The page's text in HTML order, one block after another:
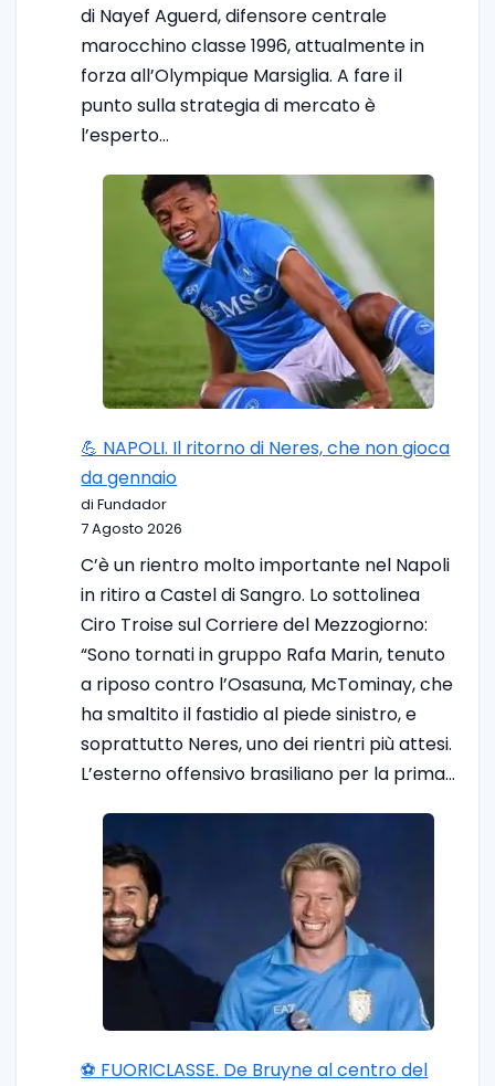
di Nayef Aguerd, difensore centrale
marocchino classe 1996, attualmente in
forza all’Olympique Marsiglia. A fare il
punto sulla strategia di mercato è
l’esperto…
💪 NAPOLI. Il ritorno di Neres, che non gioca
da gennaio
di Fundador
7 Agosto 2026
C’è un rientro molto importante nel Napoli
in ritiro a Castel di Sangro. Lo sottolinea
Ciro Troise sul Corriere del Mezzogiorno:
“Sono tornati in gruppo Rafa Marin, tenuto
a riposo contro l’Osasuna, McTominay, che
ha smaltito il fastidio al piede sinistro, e
soprattutto Neres, uno dei rientri più attesi.
L’esterno offensivo brasiliano per la prima…
⚽️ FUORICLASSE. De Bruyne al centro del